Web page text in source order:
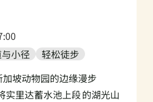
小径
轻松徒步
坡动物园的边缘漫步
实里达蓄水池上段 的湖光山